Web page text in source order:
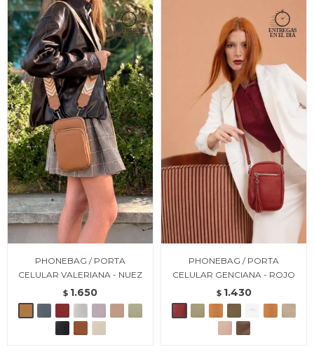
PHONEBAG / PORTA
CELULAR VALERIANA - NUEZ
$ 1.650
PHONEBAG / PORTA
CELULAR GENCIANA - ROJO
$ 1.430